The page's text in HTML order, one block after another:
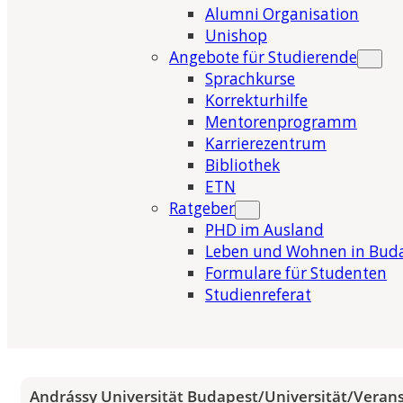
Alumni Organisation
Unishop
Angebote für Studierende
Sprachkurse
Korrekturhilfe
Mentorenprogramm
Karrierezentrum
Bibliothek
ETN
Ratgeber
PHD im Ausland
Leben und Wohnen in
Formulare für Studenten
Studienreferat
Andrássy Universität Budapest/Universität/